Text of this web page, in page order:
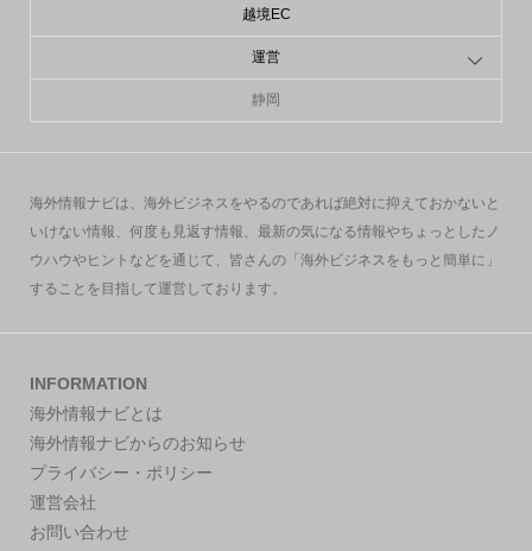
越境EC
運営
静岡
海外情報ナビは、海外ビジネスをやるのであれば絶対に抑えておかないと
いけない情報、何度も見返す情報、最新の気になる情報やちょっとしたノ
ウハウやヒントなどを通じて、皆さんの「海外ビジネスをもっと簡単に」
することを目指して運営しております。
INFORMATION
海外情報ナビとは
海外情報ナビからのお知らせ
プライバシー・ポリシー
運営会社
お問い合わせ